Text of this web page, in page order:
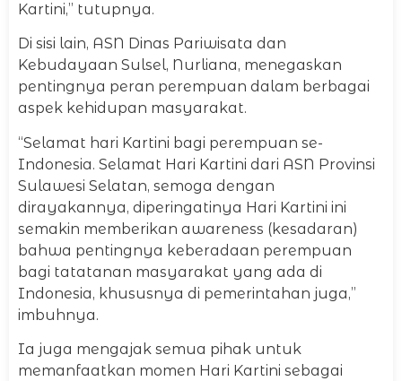
Kartini,” tutupnya.
Di sisi lain, ASN Dinas Pariwisata dan
Kebudayaan Sulsel, Nurliana, menegaskan
pentingnya peran perempuan dalam berbagai
aspek kehidupan masyarakat.
“Selamat hari Kartini bagi perempuan se-
Indonesia. Selamat Hari Kartini dari ASN Provinsi
Sulawesi Selatan, semoga dengan
dirayakannya, diperingatinya Hari Kartini ini
semakin memberikan awareness (kesadaran)
bahwa pentingnya keberadaan perempuan
bagi tatatanan masyarakat yang ada di
Indonesia, khususnya di pemerintahan juga,”
imbuhnya.
Ia juga mengajak semua pihak untuk
memanfaatkan momen Hari Kartini sebagai